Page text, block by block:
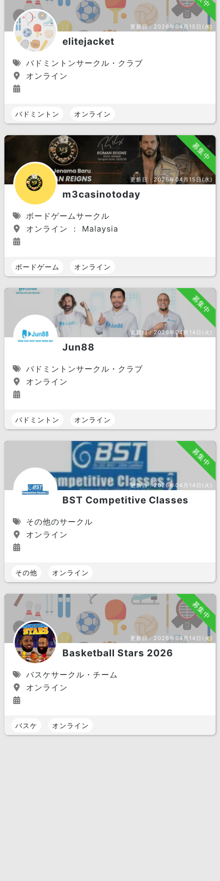
更新日： 2026年04月15日(水)
elitejacket
バドミントンサークル・クラブ
オンライン
バドミントン オンライン
募集中
更新日：2026年04月15日(水)
m3casinotoday
ボードゲームサークル
オンライン ： Malaysia
ボードゲーム オンライン
募集中
更新日：2026年04月14日(火)
Jun88
バドミントンサークル・クラブ
オンライン
バドミントン オンライン
募集中
更新日：2026年04月14日(火)
BST Competitive Classes
その他のサークル
オンライン
その他 オンライン
募集中
更新日： 2026年04月14日(火)
Basketball Stars 2026
バスケサークル・チーム
オンライン
バスケ オンライン